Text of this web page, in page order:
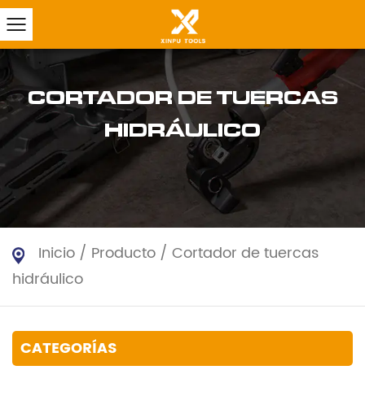
CORTADOR DE TUERCAS
HIDRÁULICO
Inicio / Producto / Cortador de tuercas
hidráulico
CATEGORÍAS